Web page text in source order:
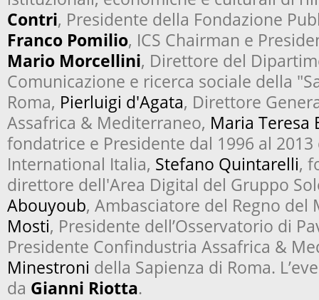
Contri, Presidente della Fondazione
Franco Pomilio, ICS Chairman e
Mario Morcellini, Direttore del
Comunicazione e ricerca sociale della
Roma, Pierluigi d'Agata, Direttore
Assafrica & Mediterraneo, Maria Teresa
fondatrice e Presidente dal 1996 al
International Italia, Stefano Quintarelli,
direttore dell'Area Digital del Gruppo
Abouyoub, Ambasciatore del Regno del
Mosti, Presidente dell’Osservatorio di
Presidente Confindustria Assafrica &
Minestroni della Sapienza di Roma.
da Gianni Riotta.